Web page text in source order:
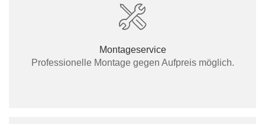
Montageservice
Professionelle Montage gegen Aufpreis möglich.